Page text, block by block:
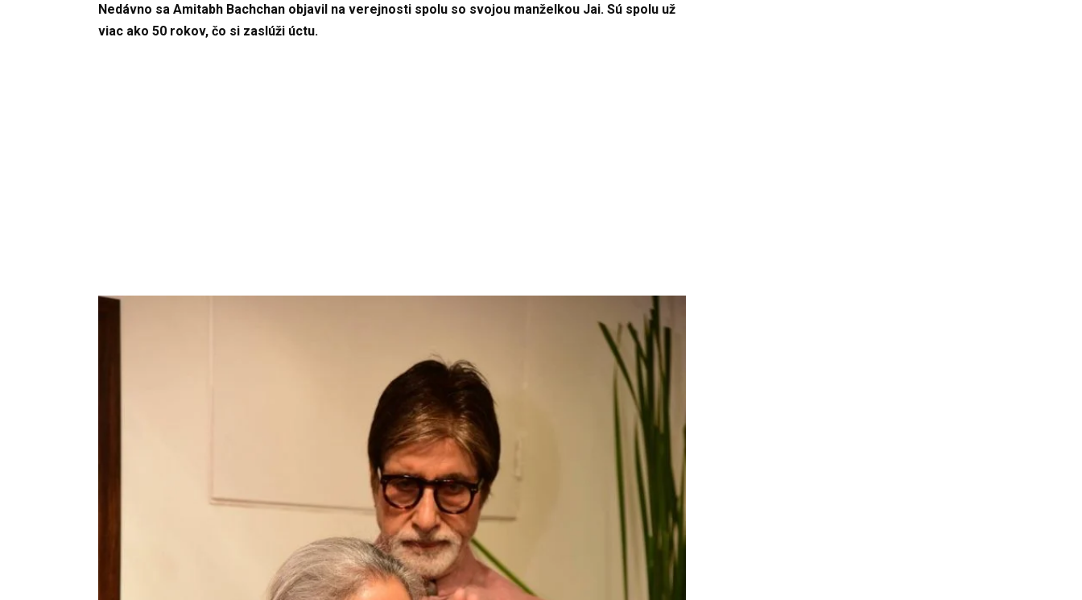
Nedávno sa Amitabh Bachchan objavil na verejnosti spolu so svojou manželkou Jai. Sú spolu už
viac ako 50 rokov, čo si zaslúži úctu.